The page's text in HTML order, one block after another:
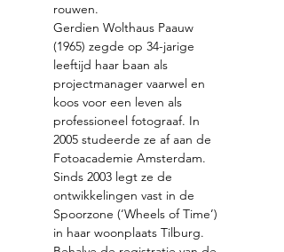
rouwen.
Gerdien Wolthaus Paauw
(1965) zegde op 34-jarige
leeftijd haar baan als
projectmanager vaarwel en
koos voor een leven als
professioneel fotograaf. In
2005 studeerde ze af aan de
Fotoacademie Amsterdam.
Sinds 2003 legt ze de
ontwikkelingen vast in de
Spoorzone (‘Wheels of Time’)
in haar woonplaats Tilburg.